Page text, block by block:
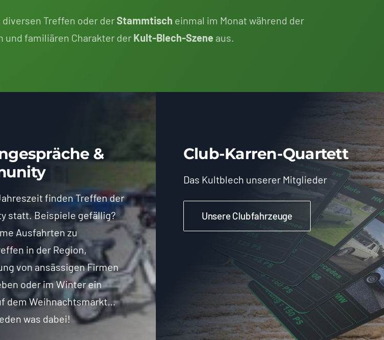
diversen Treffen oder derStammtisch einmal im Monat während der
familiären Charakter der Kult-Blech-Szeneaus.
&
finden Treffen der
statt. Beispiele gefällig?
Ausfahrten zu
in der Region,
von ansässigen Firmen
oder im Winter ein
dem Weihnachtsmarkt…
was dabei!
Club-Karren-Quartett
Das Kultblech unserer Mitglieder
Unsere Clubfahrzeuge